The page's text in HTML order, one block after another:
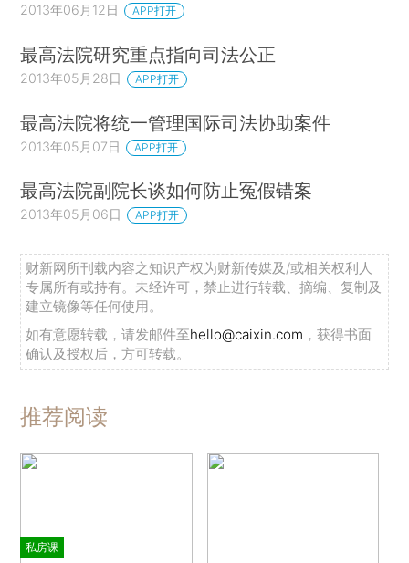
2013年06月12日 APP打开
最高法院研究重点指向司法公正
2013年05月28日 APP打开
最高法院将统一管理国际司法协助案件
2013年05月07日 APP打开
最高法院副院长谈如何防止冤假错案
2013年05月06日 APP打开
财新网所刊载内容之知识产权为财新传媒及/或相关权利人
专属所有或持有。未经许可，禁止进行转载、摘编、复制及
建立镜像等任何使用。
如有意愿转载，请发邮件至hello@caixin.com ，获得书面
确认及授权后，方可转载。
推荐阅读
私房课